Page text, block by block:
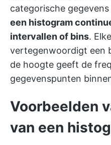
categorische
een histogram
intervallen of bins.
vertegenwoordigt een
de hoogte geeft de
gegevenspunten
Voorbeelden
van een